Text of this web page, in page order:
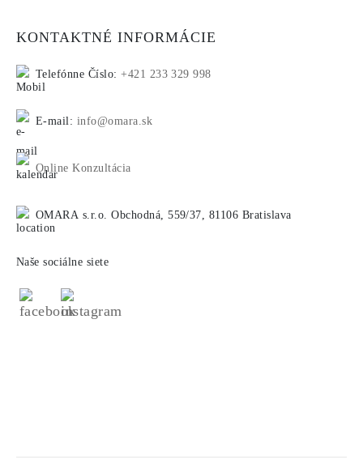
KONTAKTNÉ INFORMÁCIE
Telefónne Číslo:+421 233 329 998
E-mail: info@omara.sk
Online Konzultácia
OMARA s.r.o. Obchodná, 559/37, 81106 Bratislava
Naše sociálne siete